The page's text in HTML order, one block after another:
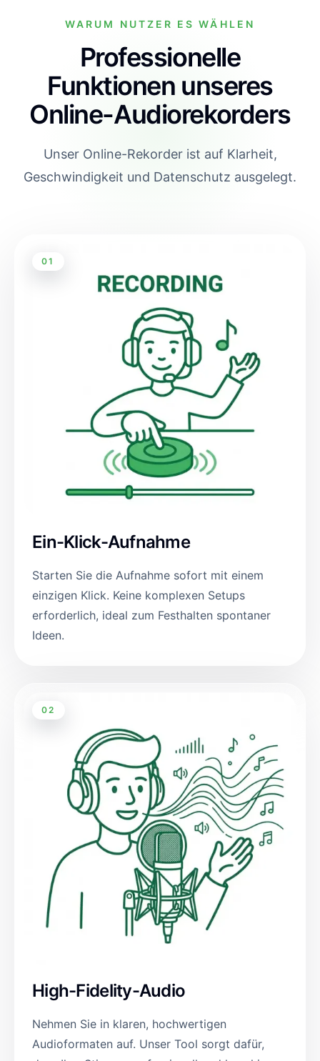
WARUM NUTZER ES WÄHLEN
Professionelle
Funktionen unseres
Online-Audiorekorders
Unser Online-Rekorder ist auf Klarheit,
Geschwindigkeit und Datenschutz ausgelegt.
01
Ein-Klick-Aufnahme
Starten Sie die Aufnahme sofort mit einem
einzigen Klick. Keine komplexen Setups
erforderlich, ideal zum Festhalten spontaner
Ideen.
02
High-Fidelity-Audio
Nehmen Sie in klaren, hochwertigen
Audioformaten auf. Unser Tool sorgt dafür,